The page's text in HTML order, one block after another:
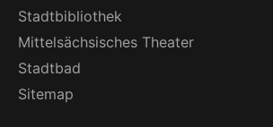
Stadtbibliothek
Mittelsächsisches Theater
Stadtbad
Sitemap